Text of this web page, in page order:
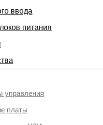
ввода
питания
платы